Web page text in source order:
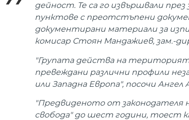
дейност. Те са го извършвали
пунктове с преотстъпени
документирани материали за
комисар Стоян Мандажиев, зам.-
"Групата действа на
превеждани различни профили
или Западна Европа", посочи
"Предвиденото от законодателя
свобода" до шест години, тоест